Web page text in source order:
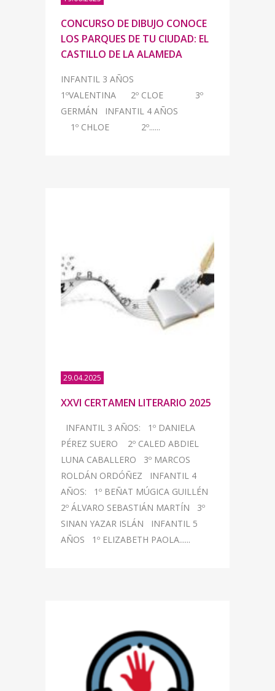
CONCURSO DE DIBUJO CONOCE
LOS PARQUES DE TU CIUDAD: EL
CASTILLO DE LA ALAMEDA
INFANTIL 3 AÑOS
1ºVALENTINA 2º CLOE 3º
GERMÁN INFANTIL 4 AÑOS
1º CHLOE 2º......
29.04.2025
XXVI CERTAMEN LITERARIO 2025
INFANTIL 3 AÑOS: 1º DANIELA
PÉREZ SUERO 2º CALED ABDIEL
LUNA CABALLERO 3º MARCOS
ROLDÁN ORDÓÑEZ INFANTIL 4
AÑOS: 1º BEÑAT MÚGICA GUILLÉN
2º ÁLVARO SEBASTIÁN MARTÍN 3º
SINAN YAZAR ISLÁN INFANTIL 5
AÑOS 1º ELIZABETH PAOLA......